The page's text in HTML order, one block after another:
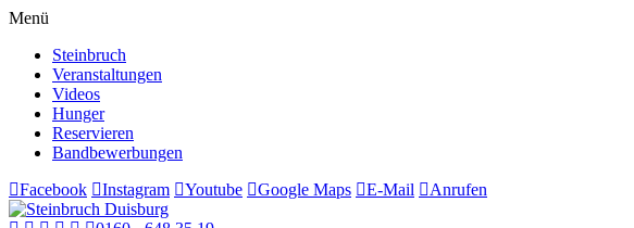
Menü
Steinbruch
Veranstaltungen
Videos
Hunger
Reservieren
Bandbewerbungen
Facebook
Instagram Youtube Google Maps E-Mail Anrufen